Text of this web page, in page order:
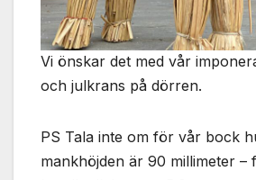
Vi önskar det med vår
och julkrans på dörren.
PS Tala inte om för vår bock
mankhöjden är 90 millimeter